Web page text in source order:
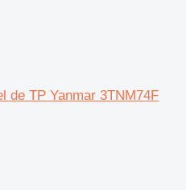
de TP Yanmar 3TNM74F